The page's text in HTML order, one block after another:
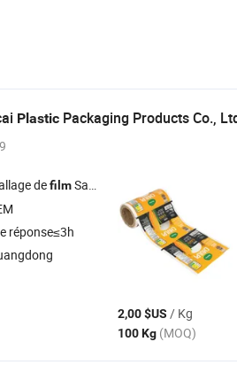
Plastic Packaging Products Co.,
9
defilmSac d'emballage
réponse≤3h
2,00 $US / Kg
100 Kg (MOQ)